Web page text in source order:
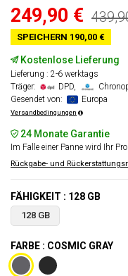
249,90 €
SPEICHERN 190,00 €
Kostenlose Lieferung
Lieferung : 2-6 werktags
Träger:
DPD,
Gesendet von:
Europa
Versandbedingungen
24 Monate Garantie
Im Falle einer Panne wird Ihr
Rückgabe- und
FÄHIGKEIT : 128 GB
128 GB
FARBE : COSMIC GRAY